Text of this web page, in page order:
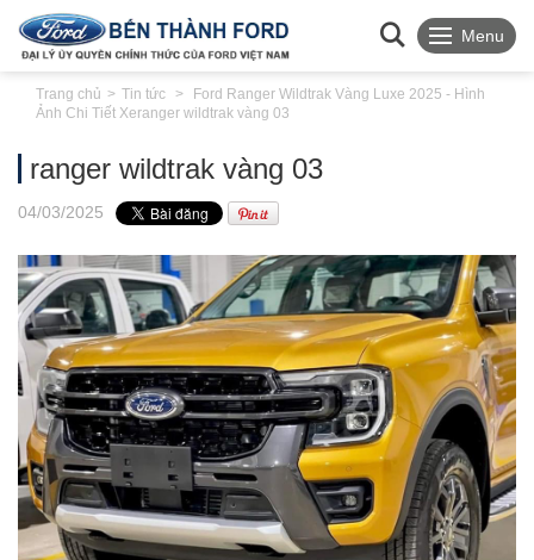
Menu
Trang chủ Tin tức
Ford Ranger Wildtrak Vàng Luxe 2025 - Hình
Ảnh Chi Tiết Xeranger wildtrak vàng 03
ranger wildtrak vàng 03
04/03/2025